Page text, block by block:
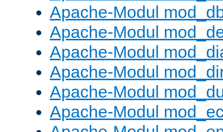
Apache-Modul
Apache-Modul
Apache-Modul
Apache-Modul
Apache-Modul
Apache-Modul